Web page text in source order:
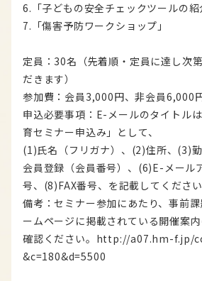
6.「子どもの安全チェックツールの紹
7.「傷害予防ワークショップ」
定員：30名（先着順・定員に達し次
だきます）
参加費：会員3,000円、非会員6,000
申込必要事項：E-メールのタイトル
育セミナー申込み」として、
(1)氏名（フリガナ）、(2)住所、(3)
会員登録（会員番号）、(6)E-メール
号、(8)FAX番号、を記載してください
備考：セミナー参加にあたり、事前
ームページに掲載されている開催案
確認ください。http://a07.hm-f.jp/
&c=180&d=5500